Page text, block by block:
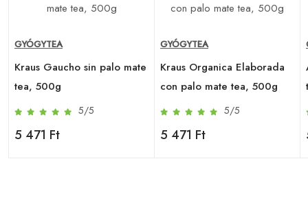
GYÓGYTEA
Kraus Gaucho sin palo mate
tea, 500g
5/5
5 471 Ft
GYÓGYTEA
Kraus Organica Elaborada
con palo mate tea, 500g
5/5
5 471 Ft